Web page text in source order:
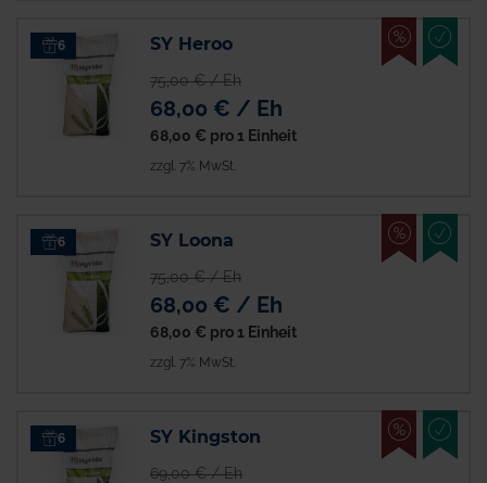
6 SY Heroo
75,00 € / Eh
68,00 € / Eh
68,00 € pro 1 Einheit
zzgl. 7% MwSt.
%
6 SY Loona
75,00 € / Eh
68,00 € / Eh
68,00 € pro 1 Einheit
zzgl. 7% MwSt.
%
6 SY Kingston
69,00 € / Eh
%